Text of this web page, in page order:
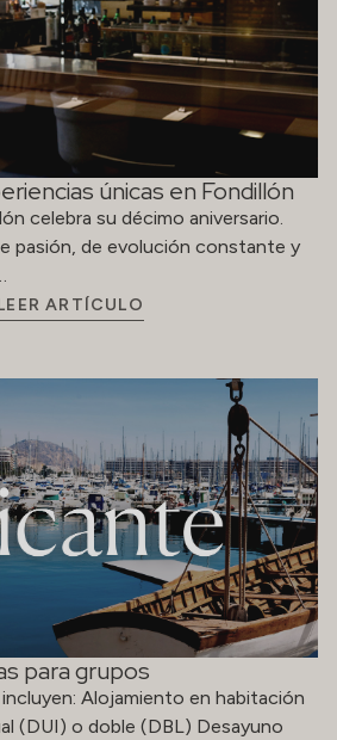
únicas en Fondillón
celebra su décimo aniversario.
pasión, de evolución constante y
ARTÍCULO
para grupos
Alojamiento en habitación
(DUI) o doble (DBL) Desayuno